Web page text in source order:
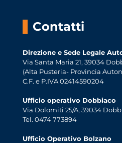
Contatti
Direzione e Sede Legale
Via Santa Maria 21, 39034
(Alta Pusteria- Provincia
C.F. e P.IVA 02414590204
Ufficio operativo Dobbiaco
Via Dolomiti 25/A, 39034
Tel. 0474 773894
Ufficio Operativo Bolzano